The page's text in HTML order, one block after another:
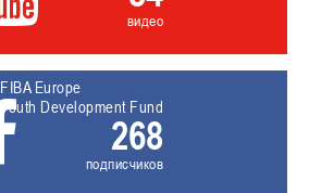
видео
FIBA Europe
Youth Development Fund
268
подписчиков